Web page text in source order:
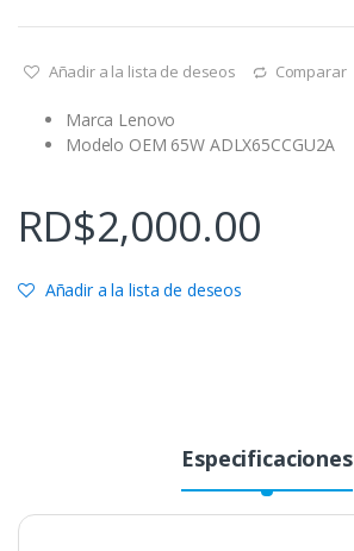
Añadir a la lista de deseos Comparar
Marca Lenovo
Modelo OEM 65W ADLX65CCGU2A
RD$2,000.00
Añadir a la lista de deseos
Especificaciones